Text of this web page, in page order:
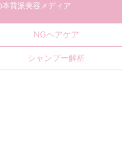
質派美容メディア
NGヘアケア
シャンプー解析